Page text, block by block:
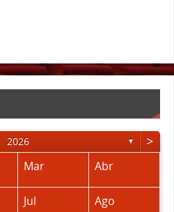
2026 ▼ >
Mar Abr
Jul Ago